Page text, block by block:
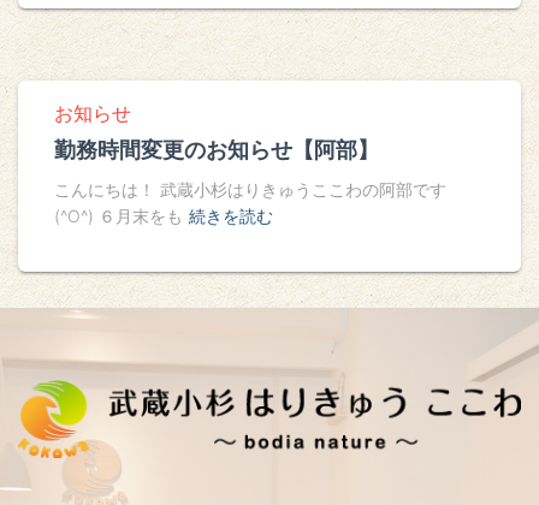
お知らせ
勤務時間変更のお知らせ【阿部】
こんにちは！ 武蔵小杉はりきゅうここわの阿部です
(^O^) ６月末をも 続きを読む